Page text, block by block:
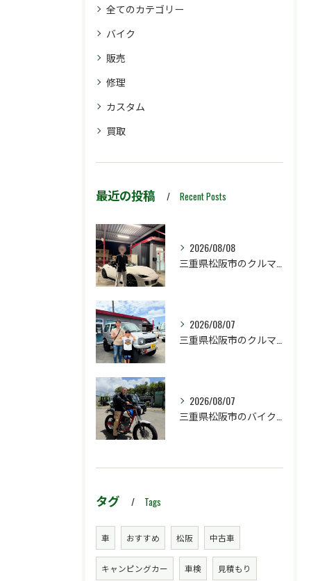
全てのカテゴリー
バイク
販売
修理
カスタム
買取
最近の投稿 Recent Posts
2026/08/08
2026/08/07
2026/08/07
タグ Tags
車 おすすめ 松阪 中古車
キャンピングカー 車検 見積もり